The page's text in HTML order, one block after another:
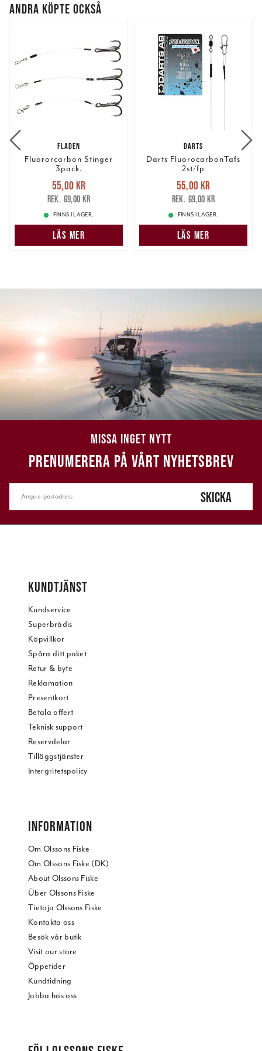
ANDRA KÖPTE OCKSÅ
FLADEN
Fluororcarbon Stinger
3pack.
Nuvarande pris
55,00 krTidigare pris
69,00 kr
55,00 kr
69,00 kr
FINNS I LAGER.
LÄS MER
DARTS
Darts FluorocarbonTafs
2st/fp
Nuvarande pris
55,00 krTidigare pris
69,00 kr
55,00 kr
69,00 kr
FINNS I LAGER.
LÄS MER
MISSA INGET NYTT
PRENUMERERA PÅ VÅRT NYHETSBREV
SKICKA
KUNDTJÄNST
Kundservice
Superbrådis
Köpvillkor
Spåra ditt paket
Retur & byte
Reklamation
Presentkort
Betala offert
Teknisk support
Reservdelar
Tilläggstjänster
Intergritetspolicy
INFORMATION
Om Olssons Fiske
Om Olssons Fiske (DK)
About Olssons Fiske
Über Olssons Fiske
Tietoja Olssons Fiske
Kontakta oss
Besök vår butik
Visit our store
Öppetider
Kundtidning
Jobba hos oss